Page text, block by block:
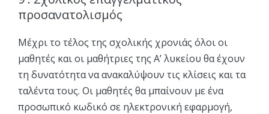
προσανατολισμός
Μέχρι το τέλος της σχολικής χρονιάς όλοι οι
μαθητές και οι μαθήτριες της Α’ λυκείου θα έχουν
τη δυνατότητα να ανακαλύψουν τις κλίσεις και τα
ταλέντα τους. Οι μαθητές θα μπαίνουν με ένα
προσωπικό κωδικό σε ηλεκτρονική εφαρμογή,